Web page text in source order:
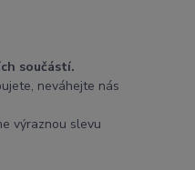
součástí.
neváhejte nás
výraznou slevu